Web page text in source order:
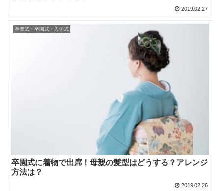
2019.02.27
卒業式・卒園式・入学式
卒園式に着物で出席！母親の髪型はどうする？アレンジ
方法は？
2019.02.26